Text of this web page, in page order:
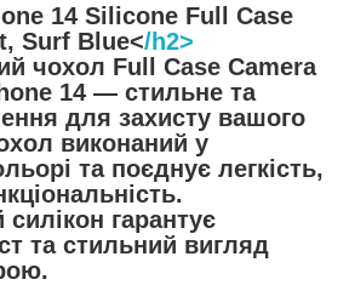
14 Silicone Full Case
Surf Blue</h2>
чохол Full Case Camera
14 — стильне та
для захисту вашого
виконаний у
та поєднує легкість,
силікон гарантує
та стильний вигляд